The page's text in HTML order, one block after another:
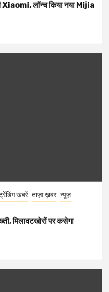
Xiaomi, लॉन्च किया नया Mijia
खबरें ताज़ा ख़बर न्यूज़
मिलावटखोरों पर कसेगा